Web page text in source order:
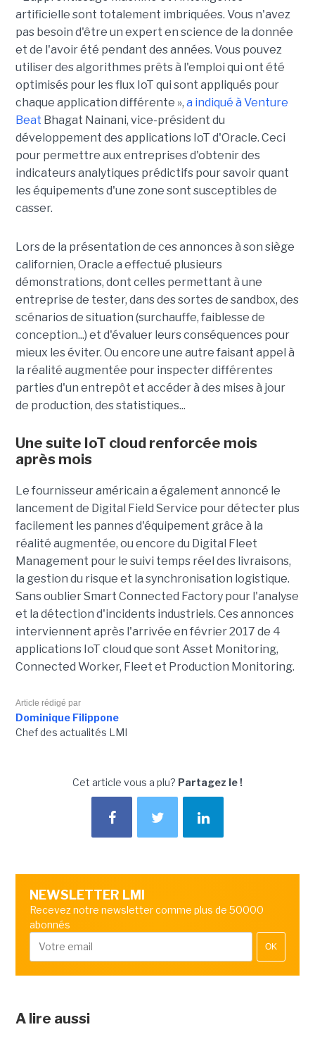
artificielle sont totalement imbriquées. Vous n'avez
pas besoin d'être un expert en science de la donnée
et de l'avoir été pendant des années. Vous pouvez
utiliser des algorithmes prêts à l'emploi qui ont été
optimisés pour les flux IoT qui sont appliqués pour
chaque application différente », a indiqué à Venture
Beat Bhagat Nainani, vice-président du
développement des applications IoT d'Oracle. Ceci
pour permettre aux entreprises d'obtenir des
indicateurs analytiques prédictifs pour savoir quant
les équipements d'une zone sont susceptibles de
casser.
Lors de la présentation de ces annonces à son siège
californien, Oracle a effectué plusieurs
démonstrations, dont celles permettant à une
entreprise de tester, dans des sortes de sandbox, des
scénarios de situation (surchauffe, faiblesse de
conception...) et d'évaluer leurs conséquences pour
mieux les éviter. Ou encore une autre faisant appel à
la réalité augmentée pour inspecter différentes
parties d'un entrepôt et accéder à des mises à jour
de production, des statistiques...
Une suite IoT cloud renforcée mois
après mois
Le fournisseur américain a également annoncé le
lancement de Digital Field Service pour détecter plus
facilement les pannes d'équipement grâce à la
réalité augmentée, ou encore du Digital Fleet
Management pour le suivi temps réel des livraisons,
la gestion du risque et la synchronisation logistique.
Sans oublier Smart Connected Factory pour l'analyse
et la détection d'incidents industriels. Ces annonces
interviennent après l'arrivée en février 2017 de 4
applications IoT cloud que sont Asset Monitoring,
Connected Worker, Fleet et Production Monitoring.
Article rédigé par
Dominique Filippone
Chef des actualités LMI
Cet article vous a plu? Partagez le !
NEWSLETTER LMI
Recevez notre newsletter comme plus de 50000
abonnés
OK
A lire aussi